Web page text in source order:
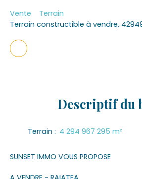
Vente
Terrain
Terrain constructible à vendre,
Descriptifdu
Terrain : 4 294 967 295 m²
SUNSET IMMO VOUS PROPOSE